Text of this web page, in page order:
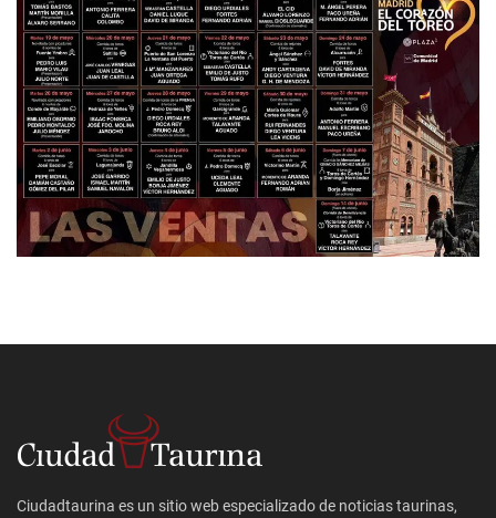
Ciudadtaurina es un sitio web especializado de noticias taurinas,